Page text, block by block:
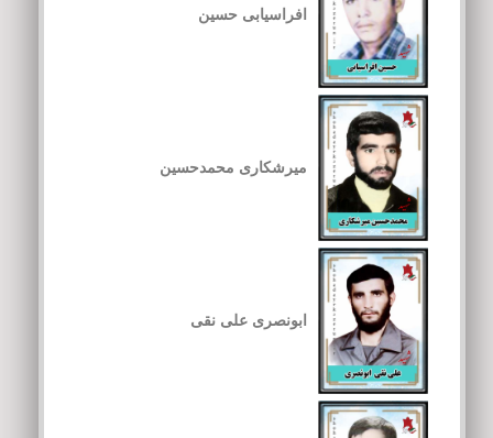
افراسیابی حسین
میرشکاری محمدحسین
ابونصری علی نقی